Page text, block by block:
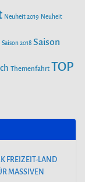
Neuheit 2019 Neuheit
Saison 2018 Saison
Themenfahrt TOP
FREIZEIT-LAND
MASSIVEN